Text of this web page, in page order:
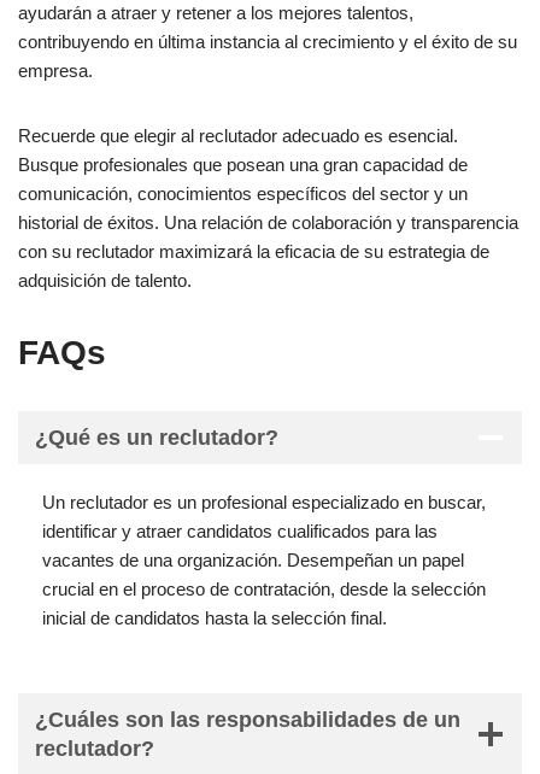
ayudarán a atraer y retener a los mejores talentos,
contribuyendo en última instancia al crecimiento y el éxito de su
empresa.
Recuerde que elegir al reclutador adecuado es esencial.
Busque profesionales que posean una gran capacidad de
comunicación, conocimientos específicos del sector y un
historial de éxitos. Una relación de colaboración y transparencia
con su reclutador maximizará la eficacia de su estrategia de
adquisición de talento.
FAQs
¿Qué es un reclutador?
Un reclutador es un profesional especializado en buscar,
identificar y atraer candidatos cualificados para las
vacantes de una organización. Desempeñan un papel
crucial en el proceso de contratación, desde la selección
inicial de candidatos hasta la selección final.
¿Cuáles son las responsabilidades de un
reclutador?